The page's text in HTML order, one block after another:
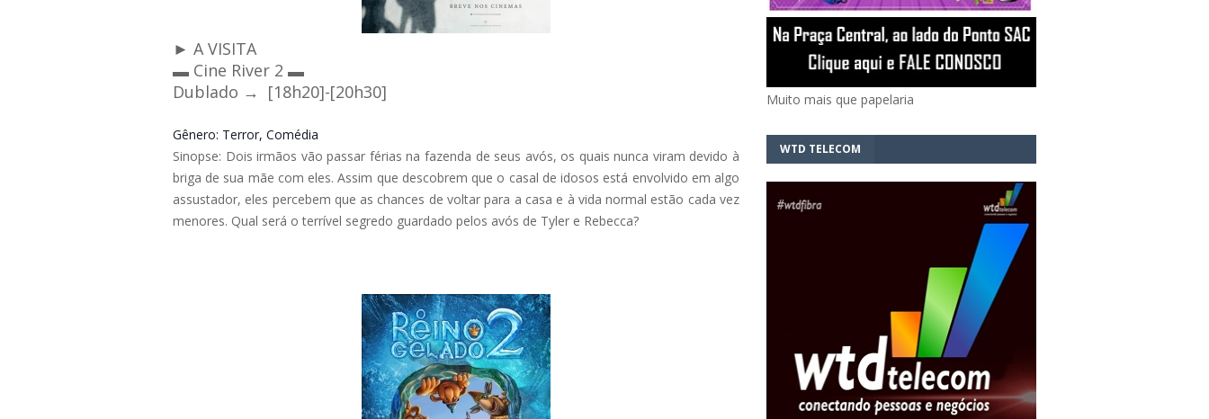
► A VISITA
▬ Cine River 2 ▬
Dublado → [18h20]-[20h30]
Gênero: Terror, Comédia
Sinopse: Dois irmãos vão passar férias na fazenda de seus avós, os quais nunca viram devido à
briga de sua mãe com eles. Assim que descobrem que o casal de idosos está envolvido em algo
assustador, eles percebem que as chances de voltar para a casa e à vida normal estão cada vez
menores. Qual será o terrível segredo guardado pelos avós de Tyler e Rebecca?
Muito mais que papelaria
WTD TELECOM